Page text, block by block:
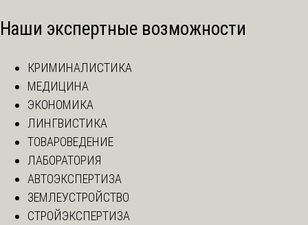
Наши экспертные возможности
КРИМИНАЛИСТИКА
МЕДИЦИНА
ЭКОНОМИКА
ЛИНГВИСТИКА
ТОВАРОВЕДЕНИЕ
ЛАБОРАТОРИЯ
АВТОЭКСПЕРТИЗА
ЗЕМЛЕУСТРОЙСТВО
СТРОЙЭКСПЕРТИЗА